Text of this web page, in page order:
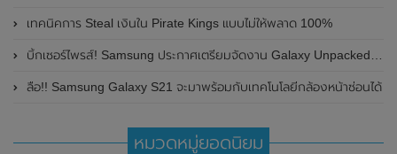
เทคนิคการ Steal เงินใน Pirate Kings แบบไม่ให้พลาด 100%
บิ้กเซอร์ไพรส์! Samsung ประกาศเตรียมจัดงาน Galaxy Unpacked Part 2 ในวันที่ 20 ตุลาคม 2021 นี้
ลือ!! Samsung Galaxy S21 จะมาพร้อมกับเทคโนโลยีกล้องหน้าซ่อนได้
หมวดหมู่ยอดนิยม